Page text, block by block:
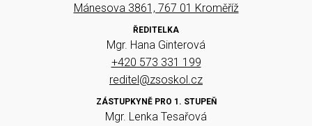
Mánesova 3861, 767 01 Kroměříž
ŘEDITELKA
Mgr. Hana Ginterová
+420 573 331 199
reditel@zsoskol.cz
ZÁSTUPKYNĚ PRO 1. STUPEŇ
Mgr. Lenka Tesařová